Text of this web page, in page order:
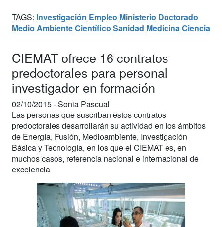
TAGS: Investigación Empleo Ministerio Doctorado
Medio AmbienteCientífico Sanidad MedicinaCiencia
CIEMAT ofrece 16 contratos
predoctorales para personal
investigador en formación
02/10/2015 -Sonia Pascual
Las personas que suscriban estos contratos
predoctorales desarrollarán su actividad en los ámbitos
de Energía, Fusión, Medioambiente, Investigación
Básica y Tecnología, en los que el CIEMAT es, en
muchos casos, referencia nacional e internacional de
excelencia